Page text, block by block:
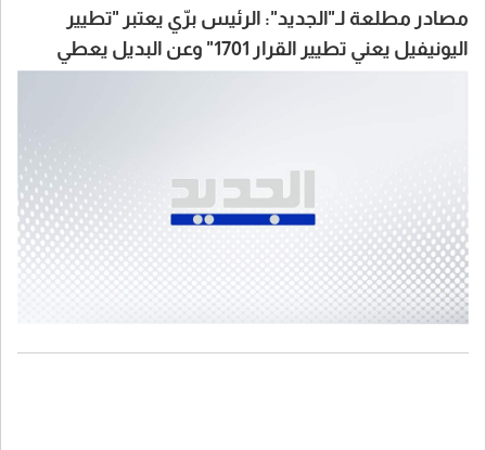
مصادر مطلعة لـ"الجديد": الرئيس برّي يعتبر "تطيير
اليونيفيل يعني تطيير القرار 1701" وعن البديل يعطي